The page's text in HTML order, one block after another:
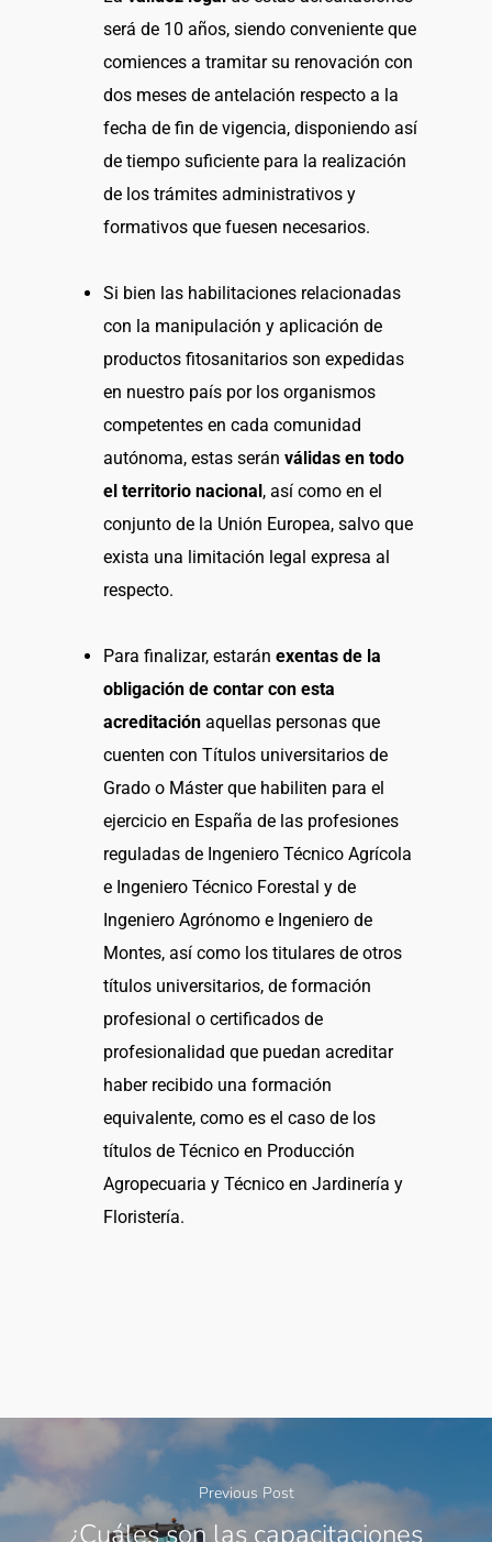
será de 10 años, siendo conveniente que
comiences a tramitar su renovación con
dos meses de antelación respecto a la
fecha de fin de vigencia, disponiendo así
de tiempo suficiente para la realización
de los trámites administrativos y
formativos que fuesen necesarios.
Si bien las habilitaciones relacionadas
con la manipulación y aplicación de
productos fitosanitarios son expedidas
en nuestro país por los organismos
competentes en cada comunidad
autónoma, estas serán válidas en todo
el territorio nacional, así como en el
conjunto de la Unión Europea, salvo que
exista una limitación legal expresa al
respecto.
Para finalizar, estarán exentas de la
obligación de contar con esta
acreditación aquellas personas que
cuenten con Títulos universitarios de
Grado o Máster que habiliten para el
ejercicio en España de las profesiones
reguladas de Ingeniero Técnico Agrícola
e Ingeniero Técnico Forestal y de
Ingeniero Agrónomo e Ingeniero de
Montes, así como los titulares de otros
títulos universitarios, de formación
profesional o certificados de
profesionalidad que puedan acreditar
haber recibido una formación
equivalente, como es el caso de los
títulos de Técnico en Producción
Agropecuaria y Técnico en Jardinería y
Floristería.
Previous Post
¿Cuáles son las capacitaciones